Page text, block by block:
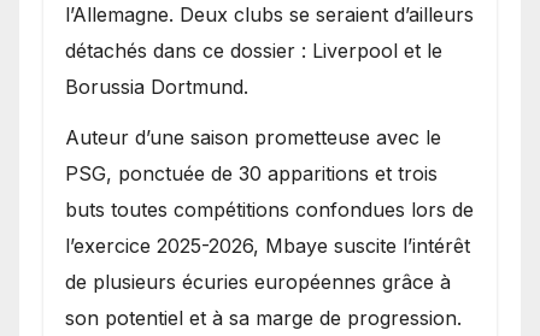
l’Allemagne. Deux clubs se seraient d’ailleurs
détachés dans ce dossier : Liverpool et le
Borussia Dortmund.
Auteur d’une saison prometteuse avec le
PSG, ponctuée de 30 apparitions et trois
buts toutes compétitions confondues lors de
l’exercice 2025-2026, Mbaye suscite l’intérêt
de plusieurs écuries européennes grâce à
son potentiel et à sa marge de progression.